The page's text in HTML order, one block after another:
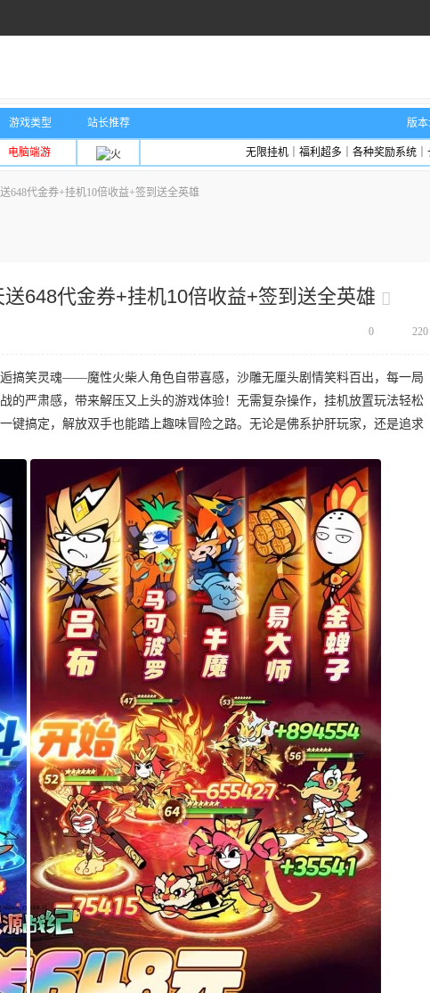
游戏类型 站长推荐 版本
电脑端游 无限挂机｜福利超多｜各种奖励系统
648代金券+挂机10倍收益+签到送全英雄
648代金券+挂机10倍收益+签到送全英雄
220
0
搞笑灵魂——魔性火柴人角色自带喜感，沙雕无厘头剧情笑料百出，每一局
的严肃感，带来解压又上头的游戏体验！无需复杂操作，挂机放置玩法轻松
键搞定，解放双手也能踏上趣味冒险之路。无论是佛系护肝玩家，还是追求